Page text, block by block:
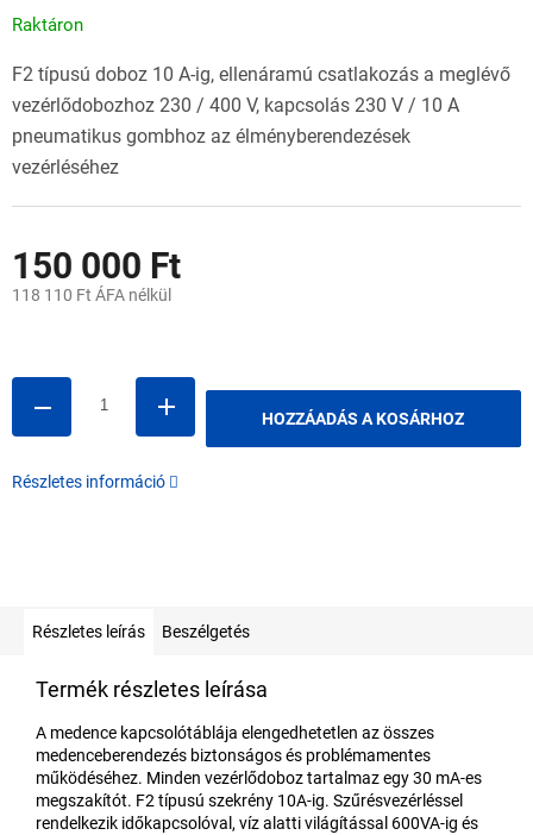
150 000 Ft
118 110 Ft ÁFA nélkül
Raktáron
HOZZÁADÁS A KOSÁRHOZ
F2 típusú doboz 10 A-ig, ellenáramú csatlakozás a meglévő
vezérlődobozhoz 230 / 400 V, kapcsolás 230 V / 10 A
pneumatikus gombhoz az élményberendezések
vezérléséhez
Részletes információ
Részletes leírás Beszélgetés
Termék részletes leírása
A medence kapcsolótáblája elengedhetetlen az összes
medenceberendezés biztonságos és problémamentes
működéséhez. Minden vezérlődoboz tartalmaz egy 30 mA-es
megszakítót. F2 típusú szekrény 10A-ig. Szűrésvezérléssel
rendelkezik időkapcsolóval, víz alatti világítással 600VA-ig és